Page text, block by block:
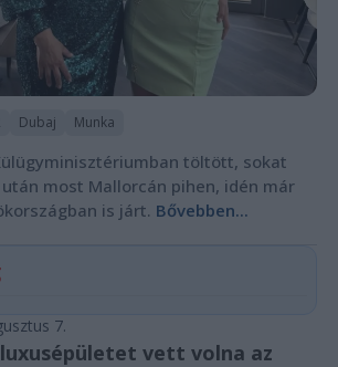
Dubaj Munka
töltött, sokat
most Mallorcán pihen, idén már
is járt. Bővebben...
7.
vett volna az